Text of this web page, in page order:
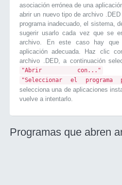
asociación errónea de una
abrir un nuevo tipo de archivo
programa inadecuado, el sistema,
sugerir usarlo cada vez que se
archivo. En este caso hay que
aplicación adecuada. Haz clic
archivo .DED, a continuación
"Abrir con..." y
"Seleccionar el programa
selecciona una de aplicaciones
vuelve a intentarlo.
Programas que abren